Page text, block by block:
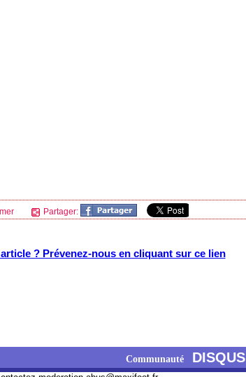
Partager:
? Prévenez-nous en cliquant sur ce lien
Communauté DISQUS